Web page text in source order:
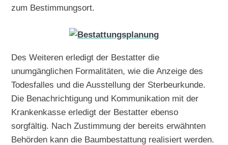
zum Bestimmungsort.
Des Weiteren erledigt der Bestatter die
unumgänglichen Formalitäten, wie die Anzeige des
Todesfalles und die Ausstellung der Sterbeurkunde.
Die Benachrichtigung und Kommunikation mit der
Krankenkasse erledigt der Bestatter ebenso
sorgfältig. Nach Zustimmung der bereits erwähnten
Behörden kann die Baumbestattung realisiert werden.